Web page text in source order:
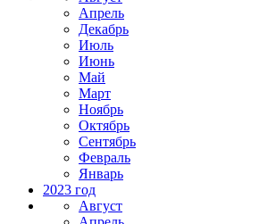
Апрель
Декабрь
Июль
Июнь
Май
Март
Ноябрь
Октябрь
Сентябрь
Февраль
Январь
2023 год
Август